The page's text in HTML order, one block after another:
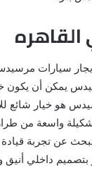
سيارات
يمكن أن يكون
هو خيار شائع
واسعة من
عن تجربة
داخلي أنيق